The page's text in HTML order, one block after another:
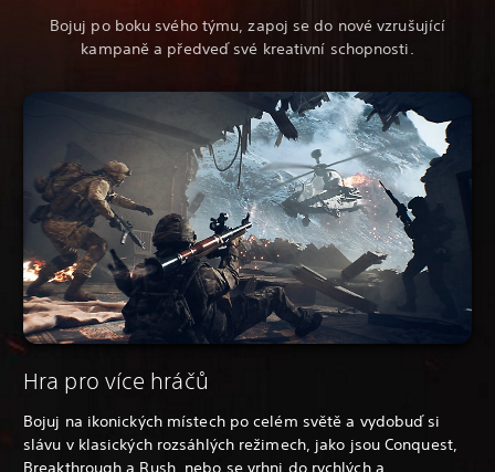
Bojuj po boku svého týmu, zapoj se do nové vzrušující
kampaně a předveď své kreativní schopnosti.
Hra pro více hráčů
Bojuj na ikonických místech po celém světě a vydobuď si
slávu v klasických rozsáhlých režimech, jako jsou Conquest,
Breakthrough a Rush, nebo se vrhni do rychlých a